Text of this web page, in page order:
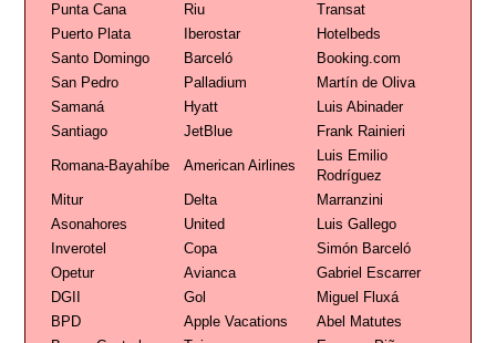
Punta Cana Riu
Transat
Puerto Plata
Iberostar
Hotelbeds
Santo Domingo
Barceló
Booking.com
San Pedro
Palladium
Martín de Oliva
Samaná
Hyatt
Luis Abinader
Santiago
JetBlue Frank Rainieri
Romana-Bayahíbe American Airlines
Luis Emilio
Rodríguez
Mitur
Delta
Marranzini
Asonahores
United
Luis Gallego
Inverotel
Copa
Simón Barceló
Opetur
Avianca
Gabriel Escarrer
DGII
Gol
Miguel Fluxá
BPD
Apple Vacations
Abel Matutes